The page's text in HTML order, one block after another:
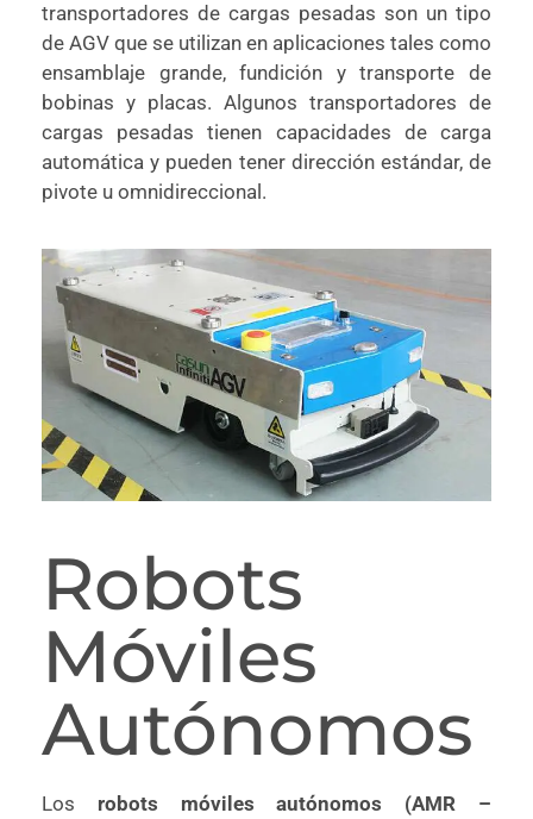
transportadores de cargas pesadas son un tipo
de AGV que se utilizan en aplicaciones tales como
ensamblaje grande, fundición y transporte de
bobinas y placas. Algunos transportadores de
cargas pesadas tienen capacidades de carga
automática y pueden tener dirección estándar, de
pivote u omnidireccional.
Robots
Móviles
Autónomos
Los robots móviles autónomos (AMR –